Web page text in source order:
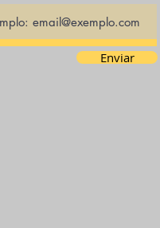
Enviar